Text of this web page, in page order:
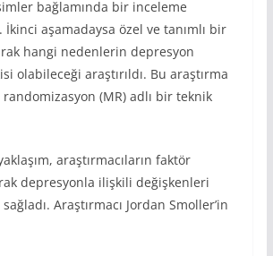
bağlamında bir inceleme
aşamadaysa özel ve tanımlı bir
hangi nedenlerin depresyon
olabileceği araştırıldı. Bu araştırma
(MR) adlı bir teknik
araştırmacıların faktör
depresyonla ilişkili değişkenleri
Araştırmacı Jordan Smoller’in